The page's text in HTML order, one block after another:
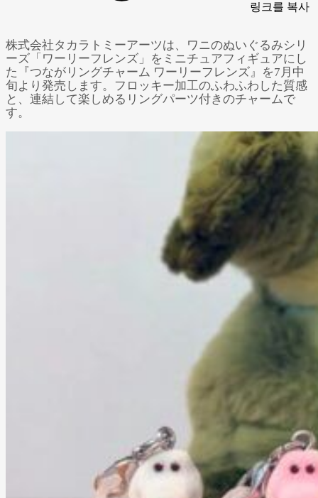
링크를 복사
GliaStudios
株式会社タカラトミーアーツは、ワニのぬいぐるみシリ
ーズ「ワーリーフレンズ」をミニチュアフィギュアにし
た『つながリングチャーム ワーリーフレンズ』を7月中
旬より発売します。フロッキー加工のふわふわした質感
と、連結して楽しめるリングパーツ付きのチャームで
す。